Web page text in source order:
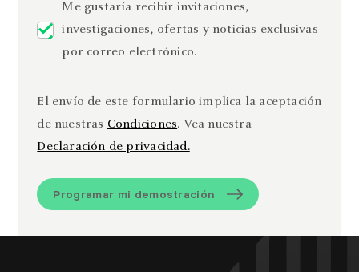
Me gustaría recibir invitaciones,
investigaciones, ofertas y noticias exclusivas
por correo electrónico.
El envío de este formulario implica la aceptación
de nuestras Condiciones. Vea nuestra
Declaración de privacidad.
Programar mi demostración